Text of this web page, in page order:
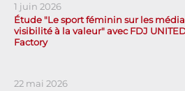
1 juin 2026
Étude "Le sport féminin sur les
visibilité à la valeur" avec FDJ
Factory
22 mai 2026